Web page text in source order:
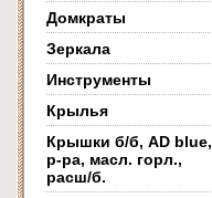
Домкраты
Зеркала
Инструменты
Крылья
Крышки б/б, AD blue,
р-ра, масл. горл.,
расш/б.